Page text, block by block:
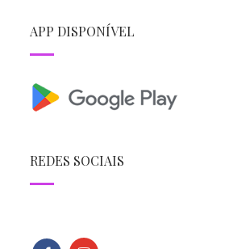
APP DISPONÍVEL
REDES SOCIAIS